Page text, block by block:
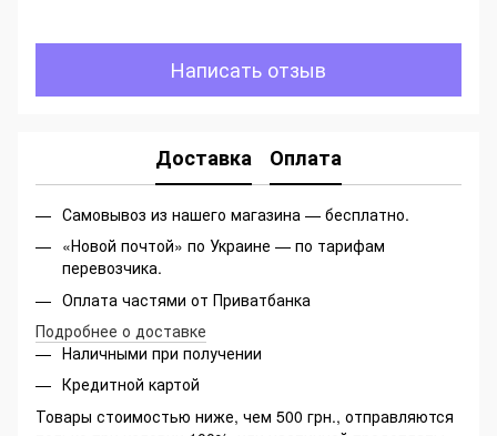
Написать отзыв
Доставка Оплата
Самовывоз из нашего магазина — бесплатно.
«Новой почтой» по Украине — по тарифам
перевозчика.
Оплата частями от Приватбанка
Подробнее о доставке
Наличными при получении
Кредитной картой
Товары стоимостью ниже, чем 500 грн., отправляются